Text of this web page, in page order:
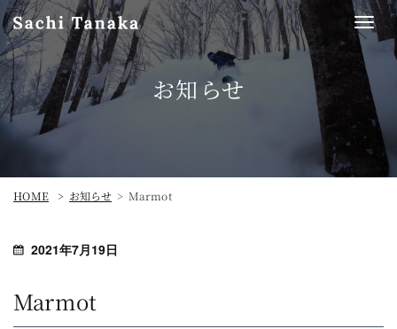
お知らせ
HOME お知らせ Marmot
2021年7月19日
Marmot